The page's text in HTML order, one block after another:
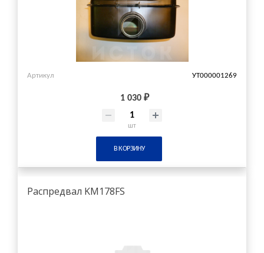
Артикул УТ000001269
1 030 ₽
шт
В КОРЗИНУ
Распредвал KM178FS